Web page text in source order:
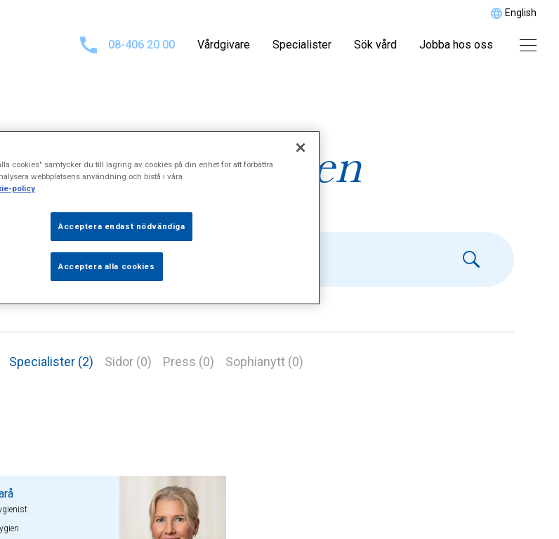
English
08-406 20 00 Vårdgivare Specialister Sök vård Jobba hos oss
förTandhygien
Specialister (2) Sidor (0) Press (0) Sophianytt (0)
cookies" samtycker du till lagring av cookies på din enhet för att förbättra
webbplatsens användning och bistå i våra
policy
Acceptera endast nödvändiga
Acceptera alla cookies